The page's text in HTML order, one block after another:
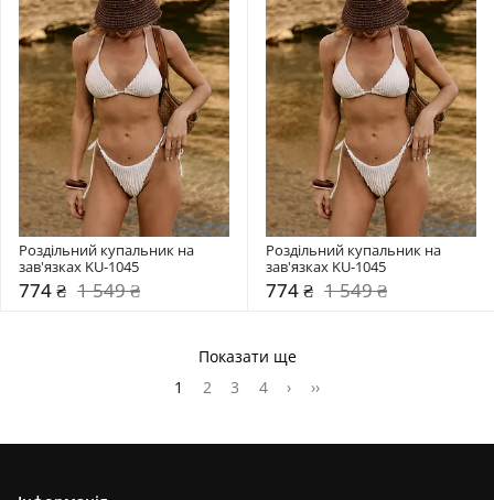
Роздільний купальник на
зав'язках KU-1045
774 ₴ 1 549 ₴
Роздільний купальник на
зав'язках KU-1045
774 ₴ 1 549 ₴
Показати ще
1
2 3 4 › ››